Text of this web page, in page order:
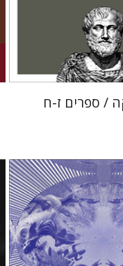
השקה
$31
$22
/ ספרים ז-ח